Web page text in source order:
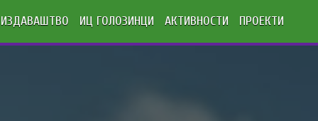
ИЗДАВАШТВО ИЦ ГОЛОЗИНЦИ АКТИВНОСТИ ПРОЕКТИ